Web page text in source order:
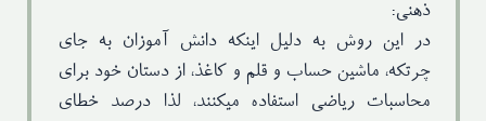
ذهنی:
در این روش به دلیل اینکه دانش آموزان به جای
چرتکه، ماشین حساب و قلم و کاغذ، از دستان خود برای
محاسبات ریاضی استفاده میکنند، لذا درصد خطای